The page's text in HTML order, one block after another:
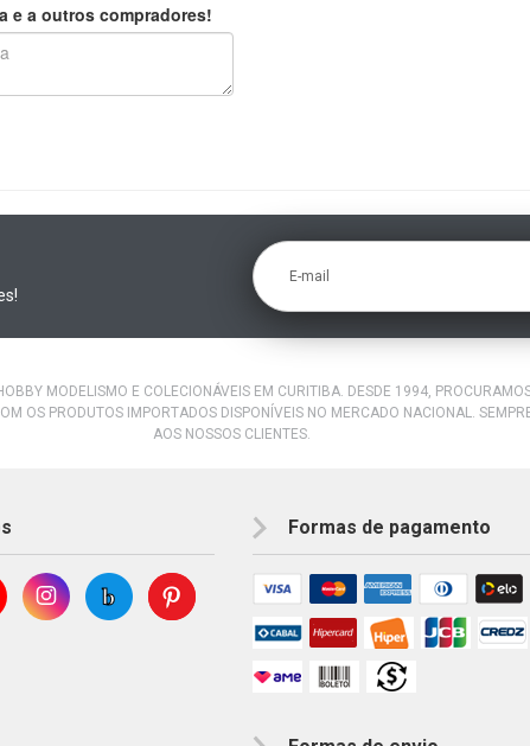
e a outros compradores!
E-mail
MODELISMO E COLECIONÁVEIS EM CURITIBA. DESDE 1994,
OS PRODUTOS IMPORTADOS DISPONÍVEIS NO MERCADO NACIONAL.
AOS NOSSOS CLIENTES.
Formas de pagamento